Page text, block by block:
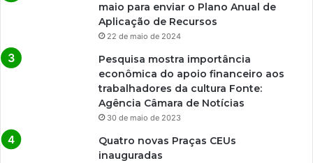
maio para enviar o Plano Anual de
Aplicação de Recursos
22 de maio de 2024
Pesquisa mostra importância
econômica do apoio financeiro aos
trabalhadores da cultura Fonte:
Agência Câmara de Notícias
30 de maio de 2023
Quatro novas Praças CEUs
inauguradas